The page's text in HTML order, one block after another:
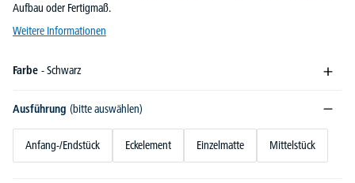
Aufbau oder Fertigmaß.
Weitere Informationen
Farbe - Schwarz
Ausführung (bitte auswählen)
Anfang-/Endstück Eckelement Einzelmatte Mittelstück